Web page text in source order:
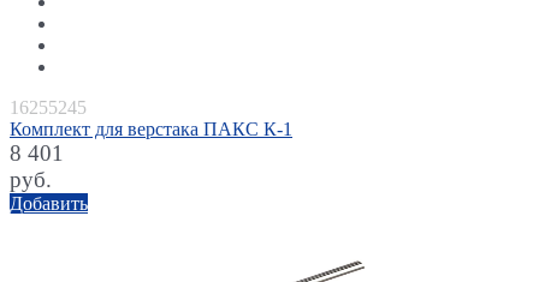
16255245
Комплект для верстака ПАКС К-1
8 401
руб.
Добавить